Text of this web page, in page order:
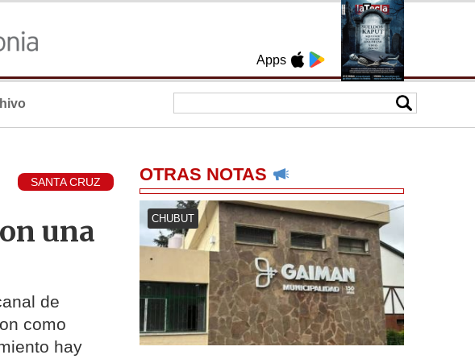
Apps
SANTA CRUZ
una
de
como
hay
OTRAS NOTAS
CHUBUT